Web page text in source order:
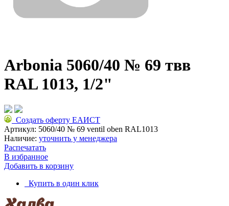
Arbonia 5060/40 № 69 твв
RAL 1013, 1/2"
Создать оферту ЕАИСТ
Артикул: 5060/40 № 69 ventil oben RAL1013
Наличие: уточнить у менеджера
Распечатать
В избранное
Добавить в корзину
Купить в один клик